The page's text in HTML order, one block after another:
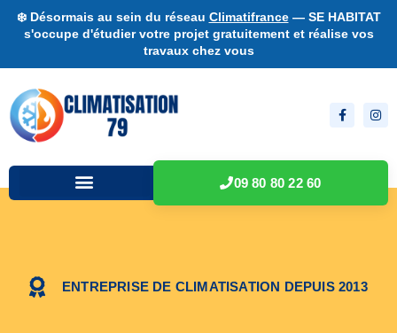
❄️ Désormais au sein du réseau Climatifrance— SE HABITAT
s'occupe d'étudier votre projet gratuitement et réalise vos
travaux chez vous
09 80 80 22 60
ENTREPRISE DE CLIMATISATION DEPUIS 2013